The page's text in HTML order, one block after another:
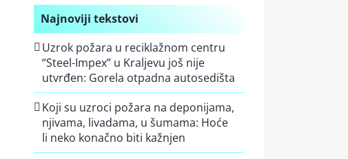
Najnoviji tekstovi
Uzrok požara u reciklažnom centru
“Steel-Impex” u Kraljevu još nije
utvrđen: Gorela otpadna autosedišta
Koji su uzroci požara na deponijama,
njivama, livadama, u šumama: Hoće
li neko konačno biti kažnjen